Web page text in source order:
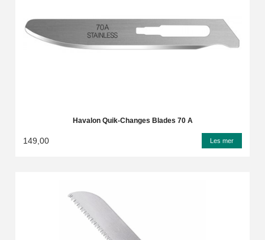
Havalon Quik-Changes Blades 70 A
149,00 Les mer